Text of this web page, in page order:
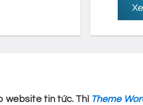
website tin tức. Thì Theme